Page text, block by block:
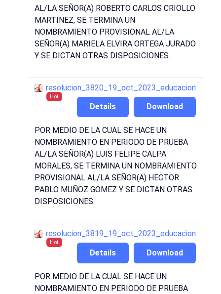
AL/LA SEÑOR(A) ROBERTO CARLOS CRIOLLO
MARTINEZ, SE TERMINA UN
NOMBRAMIENTO PROVISIONAL AL/LA
SEÑOR(A) MARIELA ELVIRA ORTEGA JURADO
Y SE DICTAN OTRAS DISPOSICIONES.
resolucion_3820_19_oct_2023_educacion
Hot
Download
Details
POR MEDIO DE LA CUAL SE HACE UN
NOMBRAMIENTO EN PERIODO DE PRUEBA
AL/LA SEÑOR(A) LUIS FELIPE CALPA
MORALES, SE TERMINA UN NOMBRAMIENTO
PROVISIONAL AL/LA SEÑOR(A) HECTOR
PABLO MUÑOZ GOMEZ Y SE DICTAN OTRAS
DISPOSICIONES.
resolucion_3819_19_oct_2023_educacion
Hot
Download
Details
POR MEDIO DE LA CUAL SE HACE UN
NOMBRAMIENTO EN PERIODO DE PRUEBA